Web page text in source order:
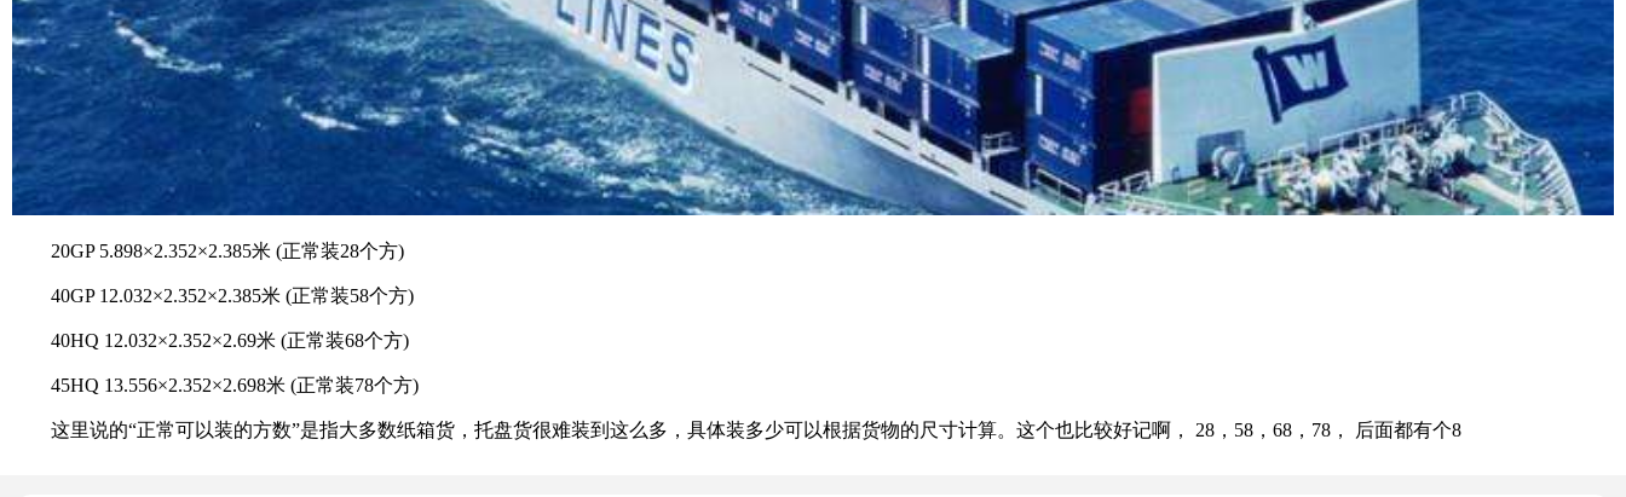
20GP 5.898×2.352×2.385米 (正常装28个方)
40GP 12.032×2.352×2.385米 (正常装58个方)
40HQ 12.032×2.352×2.69米 (正常装68个方)
45HQ 13.556×2.352×2.698米 (正常装78个方)
这里说的“正常可以装的方数”是指大多数纸箱货，托盘货很难装到这么多，具体装多少可以根据货物的尺寸计算。这个也比较好记啊， 28，58，68，78， 后面都有个8